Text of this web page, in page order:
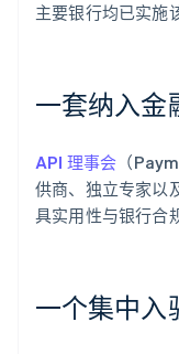
主要银行均已实施
一套纳入金
API 理事会 （
供商、独立专家以
具实用性与银行合
一个集中入